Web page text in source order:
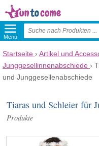
Menü
Startseite › Artikel und
Junggesellinnenabschiede ›
und Junggesellenabschiede
Tiaras und Schleier für
Produkte